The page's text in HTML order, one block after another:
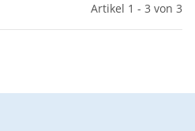
Artikel 1 - 3 von 3